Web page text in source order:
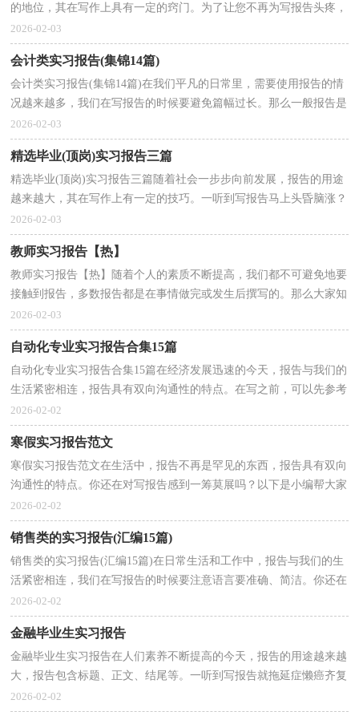
的地位，其在写作上具有一定的窍门。为了让您不再为写报告头疼，
下面是小编为大家收集的在证券公司的实习报告，欢迎...
2026-02-03
会计类实习报告(集锦14篇)
会计类实习报告(集锦14篇)在我们平凡的日常里，需要使用报告的情
况越来越多，我们在写报告的时候要避免篇幅过长。那么一般报告是
怎么写的呢？以下是小编收集整理的会计类实习报告...
2026-02-03
精选毕业(顶岗)实习报告三篇
精选毕业(顶岗)实习报告三篇随着社会一步步向前发展，报告的用途
越来越大，其在写作上有一定的技巧。一听到写报告马上头昏脑涨？
下面是小编为大家整理的毕业(顶岗)实习报告3篇，欢...
2026-02-03
教师实习报告【热】
教师实习报告【热】随着个人的素质不断提高，我们都不可避免地要
接触到报告，多数报告都是在事情做完或发生后撰写的。那么大家知
道标准正式的报告格式吗？以下是小编为大家整理的...
2026-02-03
自动化专业实习报告合集15篇
自动化专业实习报告合集15篇在经济发展迅速的今天，报告与我们的
生活紧密相连，报告具有双向沟通性的特点。在写之前，可以先参考
范文，下面是小编收集整理的自动化专业实习报告，欢迎...
2026-02-02
寒假实习报告范文
寒假实习报告范文在生活中，报告不再是罕见的东西，报告具有双向
沟通性的特点。你还在对写报告感到一筹莫展吗？以下是小编帮大家
整理的寒假实习报告范文，欢迎阅读与收藏。寒假实习...
2026-02-02
销售类的实习报告(汇编15篇)
销售类的实习报告(汇编15篇)在日常生活和工作中，报告与我们的生
活紧密相连，我们在写报告的时候要注意语言要准确、简洁。你还在
对写报告感到一筹莫展吗？以下是小编为大家收集的...
2026-02-02
金融毕业生实习报告
金融毕业生实习报告在人们素养不断提高的今天，报告的用途越来越
大，报告包含标题、正文、结尾等。一听到写报告就拖延症懒癌齐复
发？以下是小编整理的金融毕业生实习报告，欢迎大家...
2026-02-02